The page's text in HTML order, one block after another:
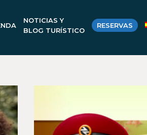
NOTICIAS Y
BLOG TURÍSTICO
RESERVAS